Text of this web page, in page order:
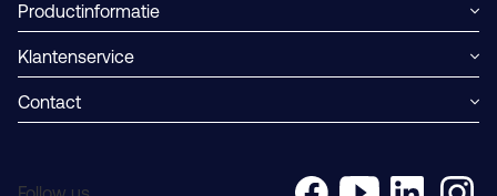
Productinformatie
Klantenservice
Contact